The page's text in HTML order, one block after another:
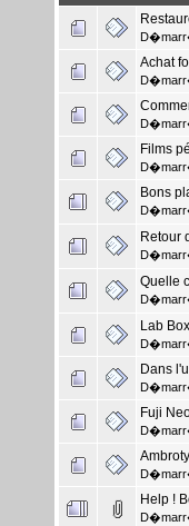
Achat
Films
Bons
Retour
Quelle
Lab Box
Dans
Fuji
Help !